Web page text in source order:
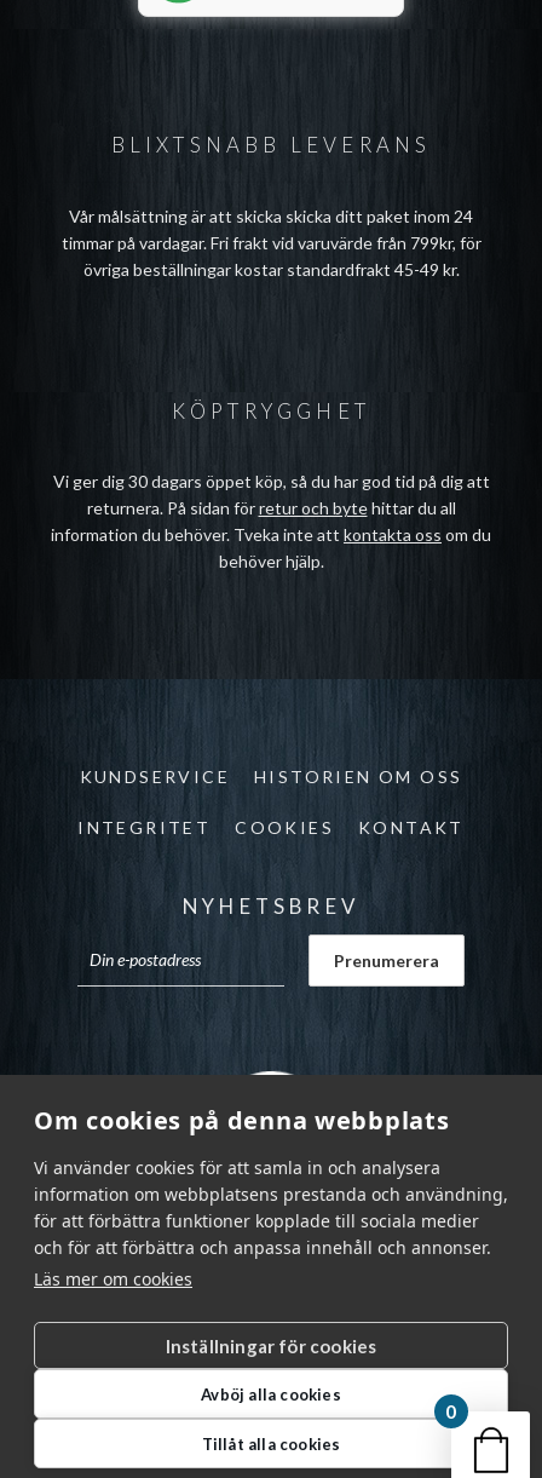
Om cookies på denna webbplats
Vi använder cookies för att samla in och analysera
information om webbplatsens prestanda och användning,
för att förbättra funktioner kopplade till sociala medier
och för att förbättra och anpassa innehåll och annonser.
Läs mer om cookies
Inställningar för cookies
Avböj alla cookies
Tillåt alla cookies
BLIXTSNABB LEVERANS
Vår målsättning är att skicka skicka ditt paket inom 24
timmar på vardagar. Fri frakt vid varuvärde från 799kr, för
övriga beställningar kostar standardfrakt 45-49 kr.
KÖPTRYGGHET
Vi ger dig 30 dagars öppet köp, så du har god tid på dig att
returnera. På sidan förretur och bytehittar du all
information du behöver. Tveka inte att kontakta oss om du
behöver hjälp.
KUNDSERVICE HISTORIEN OM OSS
INTEGRITET COOKIES KONTAKT
NYHETSBREV
Garnr Sverige AB © 2026 |
info@garnr.se
|
031 - 92 94 92
Din
0